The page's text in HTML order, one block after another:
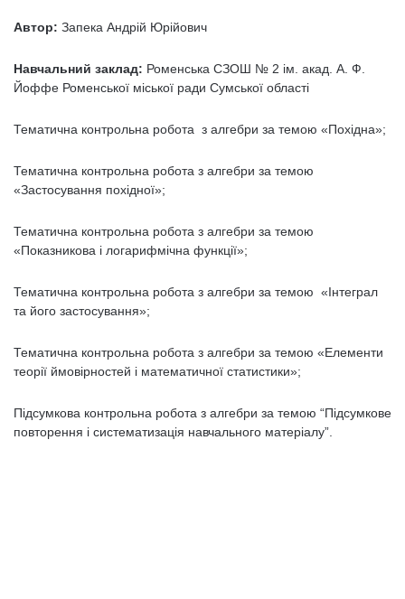
Автор: Запека Андрій Юрійович
Навчальний заклад: Роменська СЗОШ № 2 ім. акад. А. Ф.
Йоффе Роменської міської ради Сумської області
Тематична контрольна робота з алгебри за темою «Похідна»;
Тематична контрольна робота з алгебри за темою
«Застосування похідної»;
Тематична контрольна робота з алгебри за темою
«Показникова і логарифмічна функції»;
Тематична контрольна робота з алгебри за темою «Інтеграл
та його застосування»;
Тематична контрольна робота з алгебри за темою «Елементи
теорії ймовірностей і математичної статистики»;
Підсумкова контрольна робота з алгебри за темою “Підсумкове
повторення і систематизація навчального матеріалу”.